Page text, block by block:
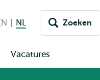
English
NLNederlands huidige
Zoeken
Vacatures